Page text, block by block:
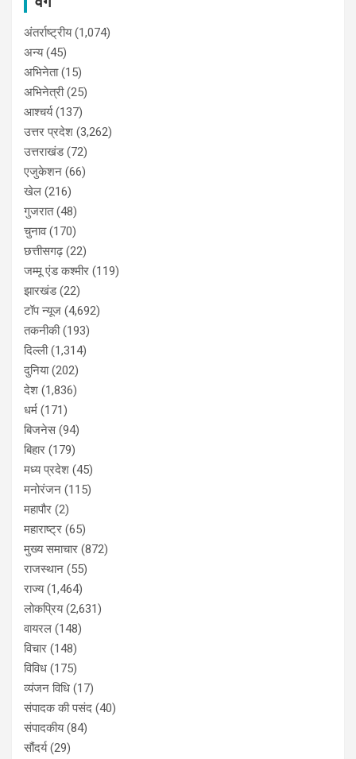
अंतर्राष्ट्रीय(1,074)
अन्य(45)
अभिनेता(15)
अभिनेत्री(25)
आश्चर्य(137)
उत्तर प्रदेश (3,262)
उत्तराखंड(72)
एजुकेशन (66)
खेल (216)
गुजरात(48)
चुनाव(170)
छत्तीसगढ़(22)
जम्मू एंड कश्मीर (119)
झारखंड(22)
टॉप न्यूज (4,692)
तकनीकी(193)
दिल्ली(1,314)
दुनिया(202)
देश (1,836)
धर्म (171)
बिजनेस(94)
बिहार (179)
मध्य प्रदेश (45)
मनोरंजन (115)
महापौर (2)
महाराष्ट्र (65)
मुख्य समाचार (872)
राजस्थान (55)
राज्य(1,464)
लोकप्रिय(2,631)
वायरल (148)
विचार (148)
विविध (175)
व्यंजन विधि (17)
संपादक की पसंद (40)
संपादकीय(84)
सौंदर्य(29)